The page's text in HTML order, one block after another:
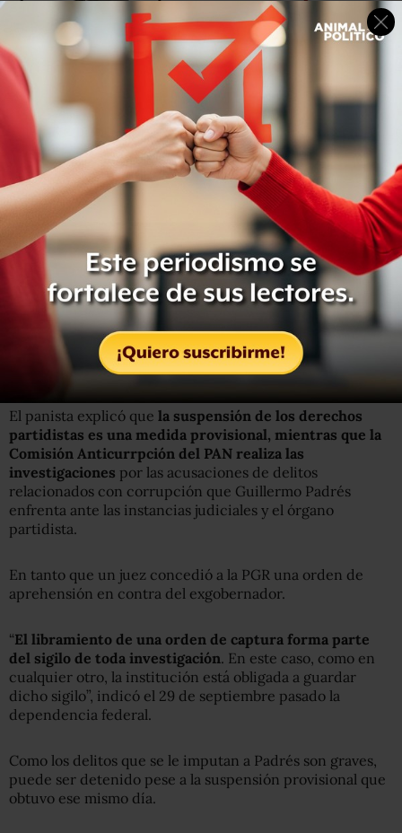
Lee:Guillermo Padrés benefició a empresa fantasma de
su hermano
El reporte publicado este viernes 14 de octubre indica
que se trata de la misma compañía que, de acuerdo con
las investigaciones judiciales en curso, presuntamente se
utilizó para canalizar dinero a cuentas bancarias en
Estados Unidos a favor del exgobernador.
Hace dos días, la Comisión Anticorrupción del
suspendió los derechos partidistas del
exgobernador de Sonora, informó el presidente de dicha
instancia, Luis Felipe Bravo Mena.
El panista explicó que la suspensión de los derechos
partidistas es una medida provisional, mientras que la
Comisión Anticurrpción del PAN realiza las
investigaciones por las acusaciones de delitos
relacionados con corrupción que Guillermo Padrés
enfrenta ante las instancias judiciales y el órgano
partidista.
En tanto que un juez concedió a la PGR una orden de
aprehensión en contra del exgobernador.
“El libramiento de una orden de captura forma parte
del sigilo de toda investigación. En este caso, como en
cualquier otro, la institución está obligada a guardar
dicho sigilo”, indicó el 29 de septiembre pasado la
dependencia federal.
Como los delitos que se le imputan a Padrés son graves,
puede ser detenido pese a la suspensión provisional que
obtuvo ese mismo día.